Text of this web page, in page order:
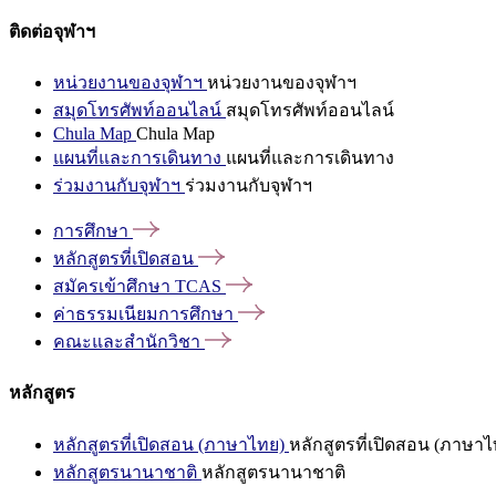
ติดต่อจุฬาฯ
หน่วยงานของจุฬาฯ หน่วยงานของจุฬาฯ
สมุดโทรศัพท์ออนไลน์ สมุดโทรศัพท์ออนไลน์
Chula Map Chula Map
แผนที่และการเดินทาง แผนที่และการเดินทาง
ร่วมงานกับจุฬาฯ ร่วมงานกับจุฬาฯ
การศึกษา
หลักสูตรที่เปิดสอน
สมัครเข้าศึกษา TCAS
ค่าธรรมเนียมการศึกษา
คณะและสำนักวิชา
หลักสูตร
หลักสูตรที่เปิดสอน (ภาษาไทย) หลักสูตรที่เปิดสอน (ภาษาไ
หลักสูตรนานาชาติ หลักสูตรนานาชาติ